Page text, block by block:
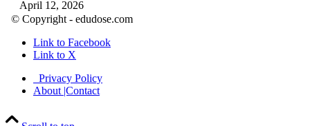
April 12, 2026
April 9, 2026
नासा का आर्टेमिस-2 मिशन: मनुष्य एक बार फिर से चंद्रमा के
पहुंचा
© Copyright - edudose.com
Link to Facebook
Link to X
Privacy Policy
About |Contact